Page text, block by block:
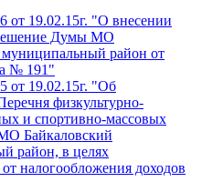
от 19.02.15г. "О внесении
Думы МО
муниципальный район от
№ 191"
от 19.02.15г. "Об
физкультурно-
и спортивно-массовых
Байкаловский
район, в целях
налогообложения доходов